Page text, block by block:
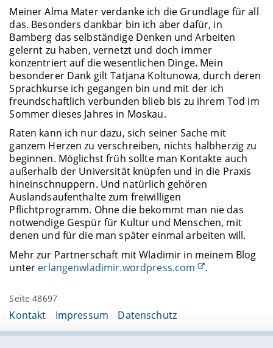
Meiner Alma Mater verdanke ich die Grundlage für all
das. Besonders dankbar bin ich aber dafür, in
Bamberg das selbständige Denken und Arbeiten
gelernt zu haben, vernetzt und doch immer
konzentriert auf die wesentlichen Dinge. Mein
besonderer Dank gilt Tatjana Koltunowa, durch deren
Sprachkurse ich gegangen bin und mit der ich
freundschaftlich verbunden blieb bis zu ihrem Tod im
Sommer dieses Jahres in Moskau.
Raten kann ich nur dazu, sich seiner Sache mit
ganzem Herzen zu verschreiben, nichts halbherzig zu
beginnen. Möglichst früh sollte man Kontakte auch
außerhalb der Universität knüpfen und in die Praxis
hineinschnuppern. Und natürlich gehören
Auslandsaufenthalte zum freiwilligen
Pflichtprogramm. Ohne die bekommt man nie das
notwendige Gespür für Kultur und Menschen, mit
denen und für die man später einmal arbeiten will.
Mehr zur Partnerschaft mit Wladimir in meinem Blog
unter erlangenwladimir.wordpress.com .
Seite 48697
Kontakt Impressum Datenschutz